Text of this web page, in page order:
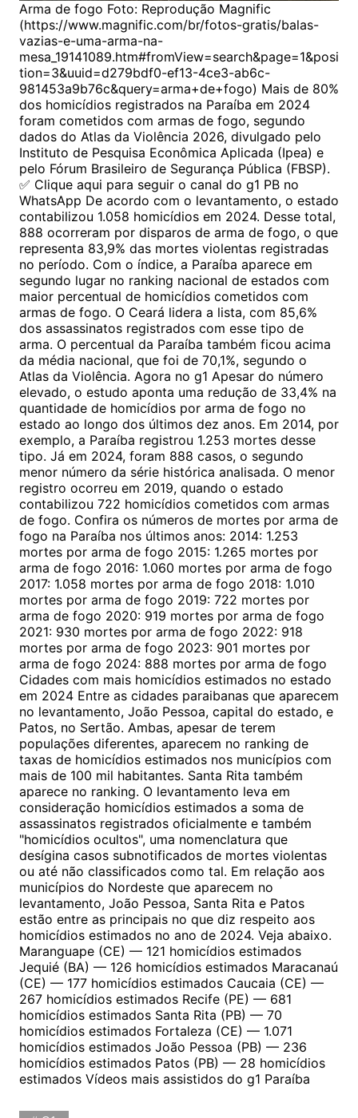
Arma de fogo Foto: Reprodução Magnific
(https://www.magnific.com/br/fotos-gratis/balas-
vazias-e-uma-arma-na-
mesa_19141089.htm#fromView=search&page=1&posi
tion=3&uuid=d279bdf0-ef13-4ce3-ab6c-
981453a9b76c&query=arma+de+fogo) Mais de 80%
dos homicídios registrados na Paraíba em 2024
foram cometidos com armas de fogo, segundo
dados do Atlas da Violência 2026, divulgado pelo
Instituto de Pesquisa Econômica Aplicada (Ipea) e
pelo Fórum Brasileiro de Segurança Pública (FBSP).
✅ Clique aqui para seguir o canal do g1 PB no
WhatsApp De acordo com o levantamento, o estado
contabilizou 1.058 homicídios em 2024. Desse total,
888 ocorreram por disparos de arma de fogo, o que
representa 83,9% das mortes violentas registradas
no período. Com o índice, a Paraíba aparece em
segundo lugar no ranking nacional de estados com
maior percentual de homicídios cometidos com
armas de fogo. O Ceará lidera a lista, com 85,6%
dos assassinatos registrados com esse tipo de
arma. O percentual da Paraíba também ficou acima
da média nacional, que foi de 70,1%, segundo o
Atlas da Violência. Agora no g1 Apesar do número
elevado, o estudo aponta uma redução de 33,4% na
quantidade de homicídios por arma de fogo no
estado ao longo dos últimos dez anos. Em 2014, por
exemplo, a Paraíba registrou 1.253 mortes desse
tipo. Já em 2024, foram 888 casos, o segundo
menor número da série histórica analisada. O menor
registro ocorreu em 2019, quando o estado
contabilizou 722 homicídios cometidos com armas
de fogo. Confira os números de mortes por arma de
fogo na Paraíba nos últimos anos: 2014: 1.253
mortes por arma de fogo 2015: 1.265 mortes por
arma de fogo 2016: 1.060 mortes por arma de fogo
2017: 1.058 mortes por arma de fogo 2018: 1.010
mortes por arma de fogo 2019: 722 mortes por
arma de fogo 2020: 919 mortes por arma de fogo
2021: 930 mortes por arma de fogo 2022: 918
mortes por arma de fogo 2023: 901 mortes por
arma de fogo 2024: 888 mortes por arma de fogo
Cidades com mais homicídios estimados no estado
em 2024 Entre as cidades paraibanas que aparecem
no levantamento, João Pessoa, capital do estado, e
Patos, no Sertão. Ambas, apesar de terem
populações diferentes, aparecem no ranking de
taxas de homicídios estimados nos municípios com
mais de 100 mil habitantes. Santa Rita também
aparece no ranking. O levantamento leva em
consideração homicídios estimados a soma de
assassinatos registrados oficialmente e também
"homicídios ocultos", uma nomenclatura que
desígina casos subnotificados de mortes violentas
ou até não classificados como tal. Em relação aos
municípios do Nordeste que aparecem no
levantamento, João Pessoa, Santa Rita e Patos
estão entre as principais no que diz respeito aos
homicídios estimados no ano de 2024. Veja abaixo.
Maranguape (CE) — 121 homicídios estimados
Jequié (BA) — 126 homicídios estimados Maracanaú
(CE) — 177 homicídios estimados Caucaia (CE) —
267 homicídios estimados Recife (PE) — 681
homicídios estimados Santa Rita (PB) — 70
homicídios estimados Fortaleza (CE) — 1.071
homicídios estimados João Pessoa (PB) — 236
homicídios estimados Patos (PB) — 28 homicídios
estimados Vídeos mais assistidos do g1 Paraíba